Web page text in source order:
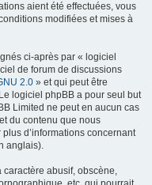
aient été effectuées, vous
modifiées et mises à
ci-après par « logiciel
de forum de discussions
2.0 » et qui peut être
logiciel phpBB a pour seul but
Limited ne peut en aucun cas
du contenu que nous
d’informations concernant
anglais).
abusif, obscène,